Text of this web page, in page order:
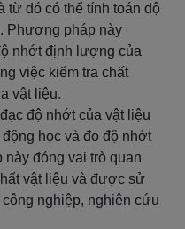
từ đó có thể tính toán độ
Phương pháp này
nhớt định lượng của
việc kiểm tra chất
vật liệu.
độ nhớt của vật liệu
học và đo độ nhớt
đóng vai trò quan
vật liệu và được sử
nghiệp, nghiên cứu